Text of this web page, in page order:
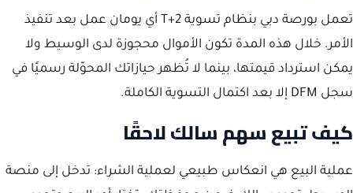
تعمل بورصة دبي بنظام تسوية T+2 أي يومان عمل بعد تنفيذ
الأمر. خلال هذه المدة تكون الأموال محجوزة لدى الوسيط ولا
يمكن استرداد قيمتها، بينما لا تُظهر حيازاتك المحوّلة رسميًا في
سجل DFM إلا بعد اكتمال التسوية الكاملة.
كيف تبيع سهم سالك لاحقًا
عملية البيع هي انعكاس طبيعي لعملية الشراء: تدخل إلى منصة